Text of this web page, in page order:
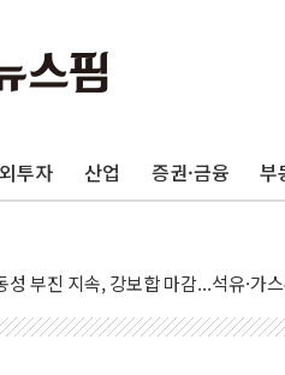
투자 산업 증권·금융 부
특공 전략도 '극과 극'…생애최초만 경
요 역대 최고치 경신…한낮 총수요
부군과 사우디 동시 공격… 위기 고조